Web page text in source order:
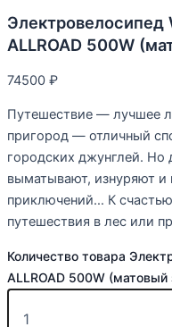
Электровелосипед
ALLROAD 500W
74500 ₽
Путешествие — лучшее
пригород — отличный
городских джунглей. Но
выматывают, изнуряют и
приключений… К
путешествия в лес или
Количество товара
ALLROAD 500W (матовый